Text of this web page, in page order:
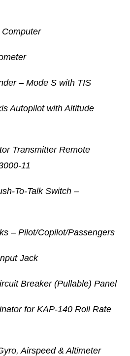
– Mode S with TIS
Autopilot with Altitude
Transmitter Remote
11
To-Talk Switch –
– Pilot/Copilot/Passengers
Jack
Breaker (Pullable) Panel
for KAP-140 Roll Rate
Airspeed & Altimeter